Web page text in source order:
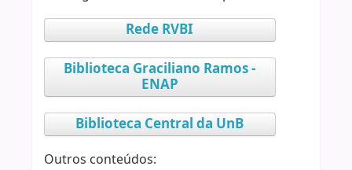
Rede RVBI
Biblioteca Graciliano Ramos -
ENAP
Biblioteca Central da UnB
Outros conteúdos: